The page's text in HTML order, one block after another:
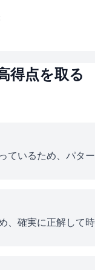
得点を取る
ているため、パター
、確実に正解して時